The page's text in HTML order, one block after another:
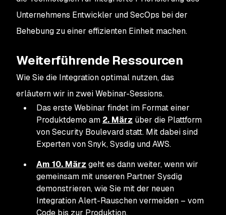
Unternehmens Entwickler und SecOps bei der
Behebung zu einer effizienten Einheit machen.
Weiterführende Ressourcen
Wie Sie die Integration optimal nutzen, das
erläutern wir in zwei Webinar-Sessions.
Das erste Webinar findet im Format einer
Produktdemo am 2. März über die Plattform
von Security Boulevard statt. Mit dabei sind
Experten von Snyk, Sysdig und AWS.
Am 10. März geht es dann weiter, wenn wir
gemeinsam mit unseren Partner Sysdig
demonstrieren, wie Sie mit der neuen
Integration Alert-Rauschen vermeiden – vom